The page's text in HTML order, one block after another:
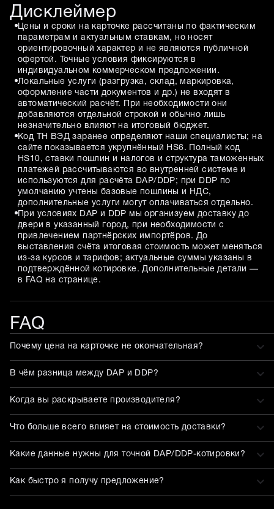
Дисклеймер
Цены и сроки на карточке рассчитаны по фактическим
параметрам и актуальным ставкам, но носят
ориентировочный характер и не являются публичной
офертой. Точные условия фиксируются в
индивидуальном коммерческом предложении.
Локальные услуги (разгрузка, склад, маркировка,
оформление части документов и др.) не входят в
автоматический расчёт. При необходимости они
добавляются отдельной строкой и обычно лишь
незначительно влияют на итоговый бюджет.
Код ТН ВЭД заранее определяют наши специалисты; на
сайте показывается укрупнённый HS6. Полный код
HS10, ставки пошлин и налогов и структура таможенных
платежей рассчитываются во внутренней системе и
используются для расчёта DAP/DDP; при DDP по
умолчанию учтены базовые пошлины и НДС,
дополнительные услуги могут оплачиваться отдельно.
При условиях DAP и DDP мы организуем доставку до
двери в указанный город, при необходимости с
привлечением партнёрских импортёров. До
выставления счёта итоговая стоимость может меняться
из-за курсов и тарифов; актуальные суммы указаны в
подтверждённой котировке. Дополнительные детали —
в FAQ на странице.
FAQ
Почему цена на карточке не окончательная?
В чём разница между DAP и DDP?
Когда вы раскрываете производителя?
Что больше всего влияет на стоимость доставки?
Какие данные нужны для точной DAP/DDP-котировки?
Как быстро я получу предложение?